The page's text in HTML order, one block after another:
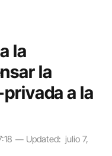
la
la
a la
Updated: julio 7,